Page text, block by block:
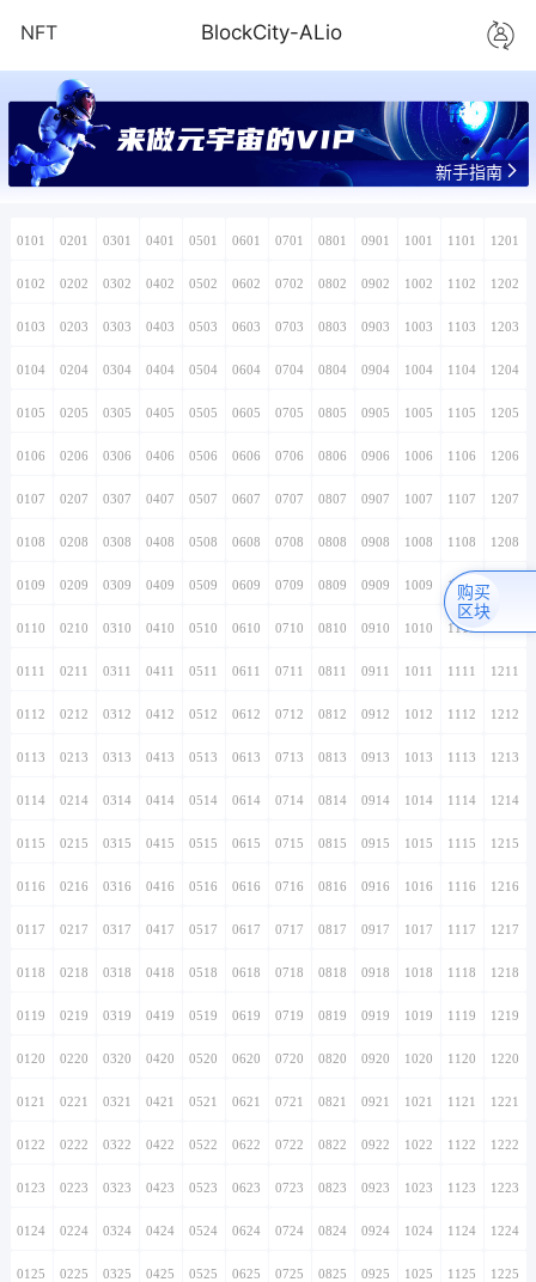
NFT BlockCity-ALio
来做元宇宙的VIP
新手指南
0101 0201 0301 0401 0501 0601 0701 0801 0901 1001 1101 1201
0102 0202 0302 0402 0502 0602 0702 0802 0902 1002 1102 1202
0103 0203 0303 0403 0503 0603 0703 0803 0903 1003 1103 1203
0104 0204 0304 0404 0504 0604 0704 0804 0904 1004 1104 1204
0105 0205 0305 0405 0505 0605 0705 0805 0905 1005 1105 1205
0106 0206 0306 0406 0506 0606 0706 0806 0906 1006 1106 1206
0107 0207 0307 0407 0507 0607 0707 0807 0907 1007 1107 1207
0108 0208 0308 0408 0508 0608 0708 0808 0908 1008 1108 1208
0109 0209 0309 0409 0509 0609 0709 0809 0909 1009 1109
0110 0210 0310 0410 0510 0610 0710 0810 0910 1010 1110
0111 0211 0311 0411 0511 0611 0711 0811 0911 1011 1111 1211
0112 0212 0312 0412 0512 0612 0712 0812 0912 1012 1112 1212
0113 0213 0313 0413 0513 0613 0713 0813 0913 1013 1113 1213
0114 0214 0314 0414 0514 0614 0714 0814 0914 1014 1114 1214
0115 0215 0315 0415 0515 0615 0715 0815 0915 1015 1115 1215
0116 0216 0316 0416 0516 0616 0716 0816 0916 1016 1116 1216
0117 0217 0317 0417 0517 0617 0717 0817 0917 1017 1117 1217
0118 0218 0318 0418 0518 0618 0718 0818 0918 1018 1118 1218
0119 0219 0319 0419 0519 0619 0719 0819 0919 1019 1119 1219
0120 0220 0320 0420 0520 0620 0720 0820 0920 1020 1120 1220
0121 0221 0321 0421 0521 0621 0721 0821 0921 1021 1121 1221
0122 0222 0322 0422 0522 0622 0722 0822 0922 1022 1122 1222
0123 0223 0323 0423 0523 0623 0723 0823 0923 1023 1123 1223
0124 0224 0324 0424 0524 0624 0724 0824 0924 1024 1124 1224
0125 0225 0325 0425 0525 0625 0725 0825 0925 1025 1125 1225
购买
区块